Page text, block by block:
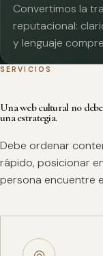
Convertimos la
reputacional:
y lenguaje
SERVICIOS
Una web cultural no
una estrategia.
Debe ordenar
rápido, posicionar
persona encuentre